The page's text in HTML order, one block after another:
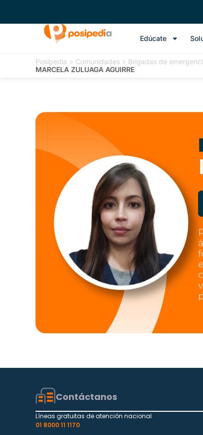
Edúcate
Posipedia > Comunidades > Brigadas de
MARCELA ZULUAGA AGUIRRE
Contáctanos
Líneas gratuitas de atención nacional
01 8000 11 1170